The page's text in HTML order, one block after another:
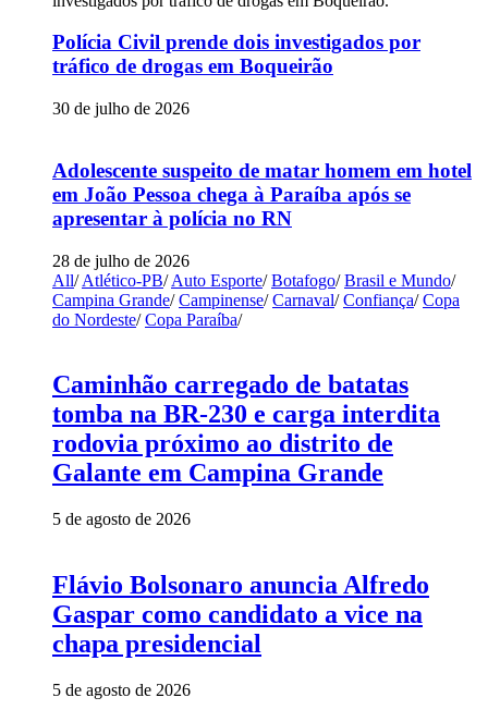
Polícia Civil prende dois investigados por
tráfico de drogas em Boqueirão
30 de julho de 2026
Adolescente suspeito de matar homem em hotel
em João Pessoa chega à Paraíba após se
apresentar à polícia no RN
28 de julho de 2026
All/ Atlético-PB/ Auto Esporte/ Botafogo/ Brasil e Mundo/
Campina Grande/ Campinense/ Carnaval/ Confiança/ Copa
do Nordeste/ Copa Paraíba/
Caminhão carregado de batatas
tomba na BR-230 e carga interdita
rodovia próximo ao distrito de
Galante em Campina Grande
5 de agosto de 2026
Flávio Bolsonaro anuncia Alfredo
Gaspar como candidato a vice na
chapa presidencial
5 de agosto de 2026